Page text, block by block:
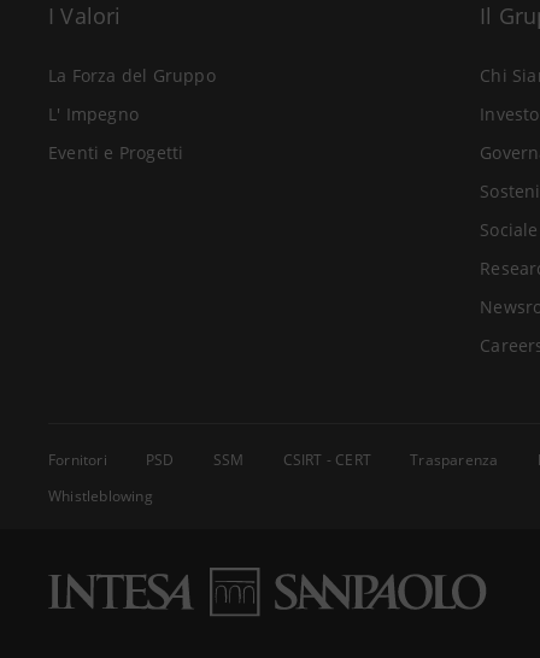
I Valori
La Forza del Gruppo
L' Impegno
Eventi e Progetti
Il
Chi
Sociale
Fornitori PSD SSM CSIRT - CERT Trasparenza
Whistleblowing